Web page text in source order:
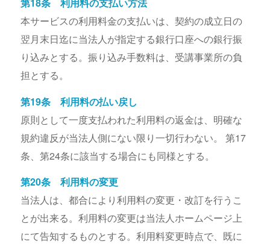
第18条 利用料の支払い方法
本サービスの利用料金の支払いは、契約の成立日の
翌月末日迄に当法人が指定する銀行口座への銀行振
り込みとする。振り込み手数料は、受講事業所の負
担とする。
第19条 利用料の払い戻し
原則として一度支払われた利用料の返金は、明確な
規約違反が当法人側にない限り一切行わない。 第17
条、第24条に該当する場合にも同様とする。
第20条 利用料の変更
当法人は、都合により利用料の変更・改訂を行うこ
とが出来る。利用料の変更は当法人ホームページ上
にて告知するものとする。利用料変更時点で、既に